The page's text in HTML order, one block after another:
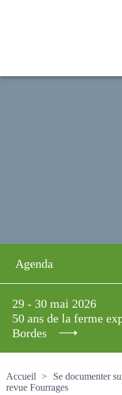
Agenda
29 - 30 mai 2026
50 ans de la ferme
Bordes
Accueil
Se
La revue Fourrages